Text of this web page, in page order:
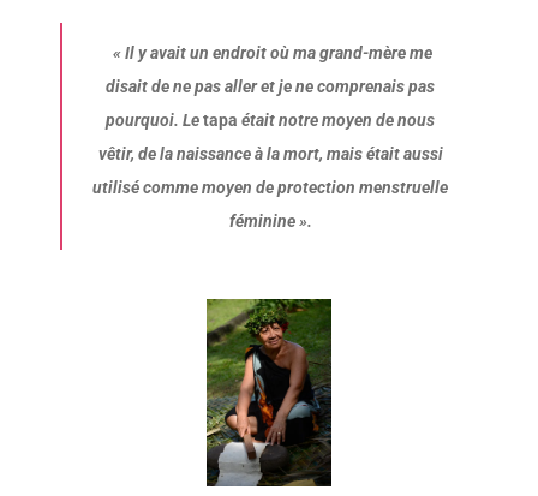
« Il y avait un endroit où ma grand-mère me
disait de ne pas aller et je ne comprenais pas
pourquoi. Letapa était notre moyen de nous
vêtir, de la naissance à la mort, mais était aussi
utilisé comme moyen de protection menstruelle
féminine ».